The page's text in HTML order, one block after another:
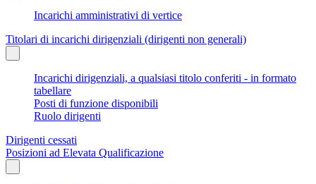
Incarichi amministrativi di vertice
Titolari di incarichi dirigenziali (dirigenti non generali)
Incarichi dirigenziali, a qualsiasi titolo conferiti - in formato
tabellare
Posti di funzione disponibili
Ruolo dirigenti
Dirigenti cessati
Posizioni ad Elevata Qualificazione